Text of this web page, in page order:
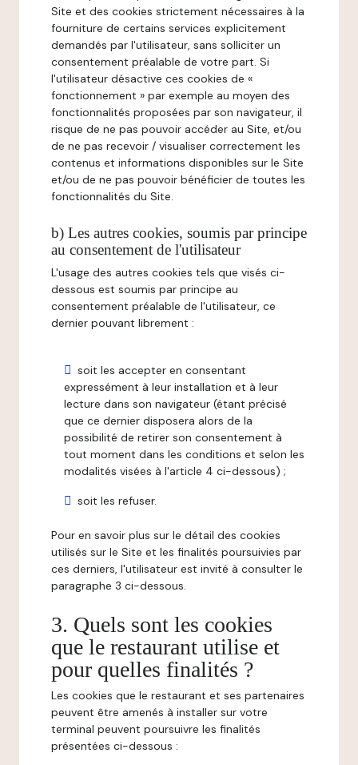
Site et des cookies strictement nécessaires à la
fourniture de certains services explicitement
demandés par l'utilisateur, sans solliciter un
consentement préalable de votre part. Si
l'utilisateur désactive ces cookies de «
fonctionnement » par exemple au moyen des
fonctionnalités proposées par son navigateur, il
risque de ne pas pouvoir accéder au Site, et/ou
de ne pas recevoir / visualiser correctement les
contenus et informations disponibles sur le Site
et/ou de ne pas pouvoir bénéficier de toutes les
fonctionnalités du Site.
b) Les autres cookies, soumis par principe
au consentement de l'utilisateur
L'usage des autres cookies tels que visés ci-
dessous est soumis par principe au
consentement préalable de l'utilisateur, ce
dernier pouvant librement :
soit les accepter en consentant
expressément à leur installation et à leur
lecture dans son navigateur (étant précisé
que ce dernier disposera alors de la
possibilité de retirer son consentement à
tout moment dans les conditions et selon les
modalités visées à l'article 4 ci-dessous) ;
soit les refuser.
Pour en savoir plus sur le détail des cookies
utilisés sur le Site et les finalités poursuivies par
ces derniers, l'utilisateur est invité à consulter le
paragraphe 3 ci-dessous.
3. Quels sont les cookies
que le restaurant utilise et
pour quelles finalités ?
Les cookies que le restaurant et ses partenaires
peuvent être amenés à installer sur votre
terminal peuvent poursuivre les finalités
présentées ci-dessous :